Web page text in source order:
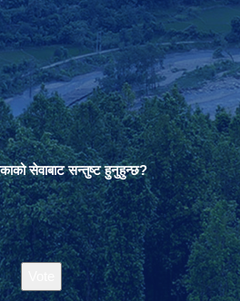
सेवाबाट सन्तुष्ट हुनुहुन्छ?